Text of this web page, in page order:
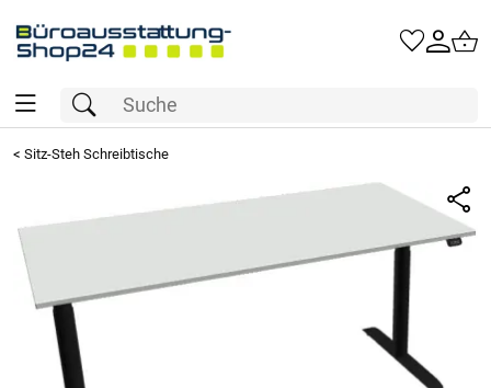
< Sitz-Steh Schreibtische